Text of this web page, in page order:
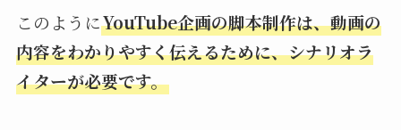
このようにYouTube企画の脚本制作は、動画の
内容をわかりやすく伝えるために、シナリオラ
イターが必要です。